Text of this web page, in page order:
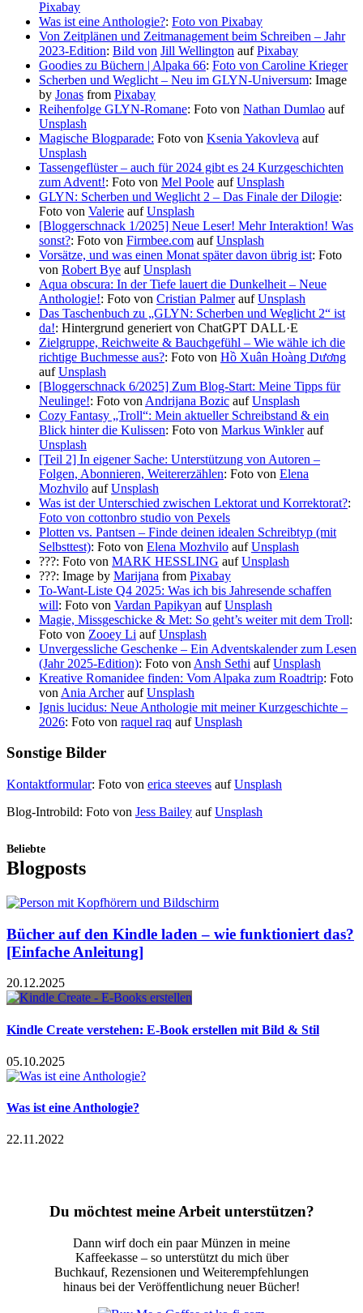
Pixabay
Was ist eine Anthologie?: Foto von Pixabay
Von Zeitplänen und Zeitmanagement beim Schreiben – Jahr
2023-Edition: Bild von Jill Wellington aufPixabay
Goodies zu Büchern | Alpaka 66: Foto von Caroline Krieger
Scherben und Weglicht – Neu im GLYN-Universum: Image
by Jonas from Pixabay
Reihenfolge GLYN-Romane: Foto von Nathan Dumlao auf
Unsplash
Magische Blogparade: Foto von Ksenia Yakovleva auf
Unsplash
Tassengeflüster – auch für 2024 gibt es 24 Kurzgeschichten
zum Advent!: Foto von Mel Poole aufUnsplash
GLYN: Scherben und Weglicht 2 – Das Finale der Dilogie:
Foto von Valerie aufUnsplash
[Bloggerschnack 1/2025] Neue Leser! Mehr Interaktion! Was
sonst?: Foto von Firmbee.com aufUnsplash
Vorsätze, und was einen Monat später davon übrig ist: Foto
von Robert Bye aufUnsplash
Aqua obscura: In der Tiefe lauert die Dunkelheit – Neue
Anthologie!: Foto von Cristian PalmeraufUnsplash
Das Taschenbuch zu „GLYN: Scherben und Weglicht 2“ ist
da!: Hintergrund generiert von ChatGPT DALL·E
Zielgruppe, Reichweite & Bauchgefühl – Wie wähle ich die
richtige Buchmesse aus?: Foto von Hồ Xuân Hoàng Dương
aufUnsplash
[Bloggerschnack 6/2025] Zum Blog-Start: Meine Tipps für
Neulinge!: Foto von Andrijana Bozic aufUnsplash
Cozy Fantasy „Troll“: Mein aktueller Schreibstand & ein
Blick hinter die Kulissen: Foto von Markus Winklerauf
Unsplash
[Teil 2] In eigener Sache: Unterstützung von Autoren –
Folgen, Abonnieren, Weitererzählen: Foto von Elena
Mozhvilo aufUnsplash
Was ist der Unterschied zwischen Lektorat und Korrektorat?:
Foto von cottonbro studio von Pexels
Plotten vs. Pantsen – Finde deinen idealen Schreibtyp (mit
Selbsttest): Foto von Elena Mozhvilo aufUnsplash
???: Foto von MARK HESSLING aufUnsplash
???: Image by Marijana from Pixabay
To-Want-Liste Q4 2025: Was ich bis Jahresende schaffen
will: Foto von Vardan Papikyan aufUnsplash
Magie, Missgeschicke & Met: So geht’s weiter mit dem Troll:
Foto von Zooey Li aufUnsplash
Unvergessliche Geschenke – Ein Adventskalender zum Lesen
(Jahr 2025-Edition): Foto von Ansh Sethi aufUnsplash
Kreative Romanidee finden: Vom Alpaka zum Roadtrip: Foto
von Ania ArcheraufUnsplash
Ignis lucidus: Neue Anthologie mit meiner Kurzgeschichte –
2026: Foto von raquel raq aufUnsplash
Sonstige Bilder
Kontaktformular: Foto von erica steeves aufUnsplash
Blog-Introbild: Foto von Jess Bailey aufUnsplash
Beliebte
Blogposts
Bücher auf den Kindle laden – wie funktioniert das?
[Einfache Anleitung]
20.12.2025
Kindle Create verstehen: E-Book erstellen mit Bild & Stil
05.10.2025
Was ist eine Anthologie?
22.11.2022
Du möchtest meine Arbeit unterstützen?
Dann wirf doch ein paar Münzen in meine
Kaffeekasse – so unterstützt du mich über
Buchkauf, Rezensionen und Weiterempfehlungen
hinaus bei der Veröffentlichung neuer Bücher!